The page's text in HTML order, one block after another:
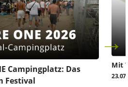
Campingplatz: Das
Festival
Mit